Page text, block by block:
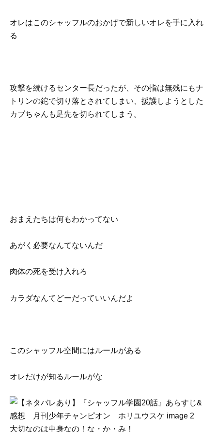
オレはこのシャッフルのおかげで新しいオレを手に入れ
る
攻撃を続けるセンター長だったが、その指は無残にもナ
トリンの鉈で切り落とされてしまい、援護しようとした
カブちゃんも足先を切られてしまう。
おまえたちは何もわかってない
あがく必要なんてないんだ
肉体の死を受け入れろ
カラダなんてどーだっていいんだよ
このシャッフル空間にはルールがある
オレだけが知るルールがな
大切なのは中身なの！な・か・み！